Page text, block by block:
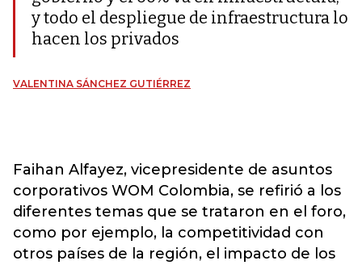
y todo el despliegue de infraestructura lo
hacen los privados
VALENTINA SÁNCHEZ GUTIÉRREZ
Faihan Alfayez, vicepresidente de asuntos
corporativos WOM Colombia, se refirió a los
diferentes temas que se trataron en el foro,
como por ejemplo, la competitividad con
otros países de la región, el impacto de los